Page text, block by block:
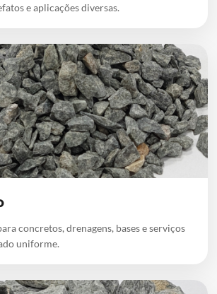
e aplicações diversas.
concretos, drenagens, bases e serviços
uniforme.